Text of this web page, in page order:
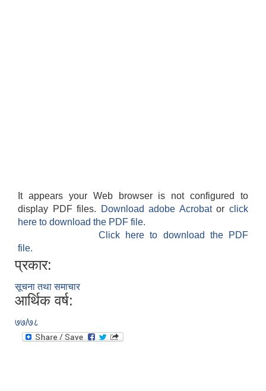
It appears your Web browser is not configured to
display PDF files.
Download adobe Acrobatorclick
here to download the PDF file.
Click here to download the PDF
file.
प्रकार:
सूचना तथा समाचार
आर्थिक वर्ष:
७७/७८